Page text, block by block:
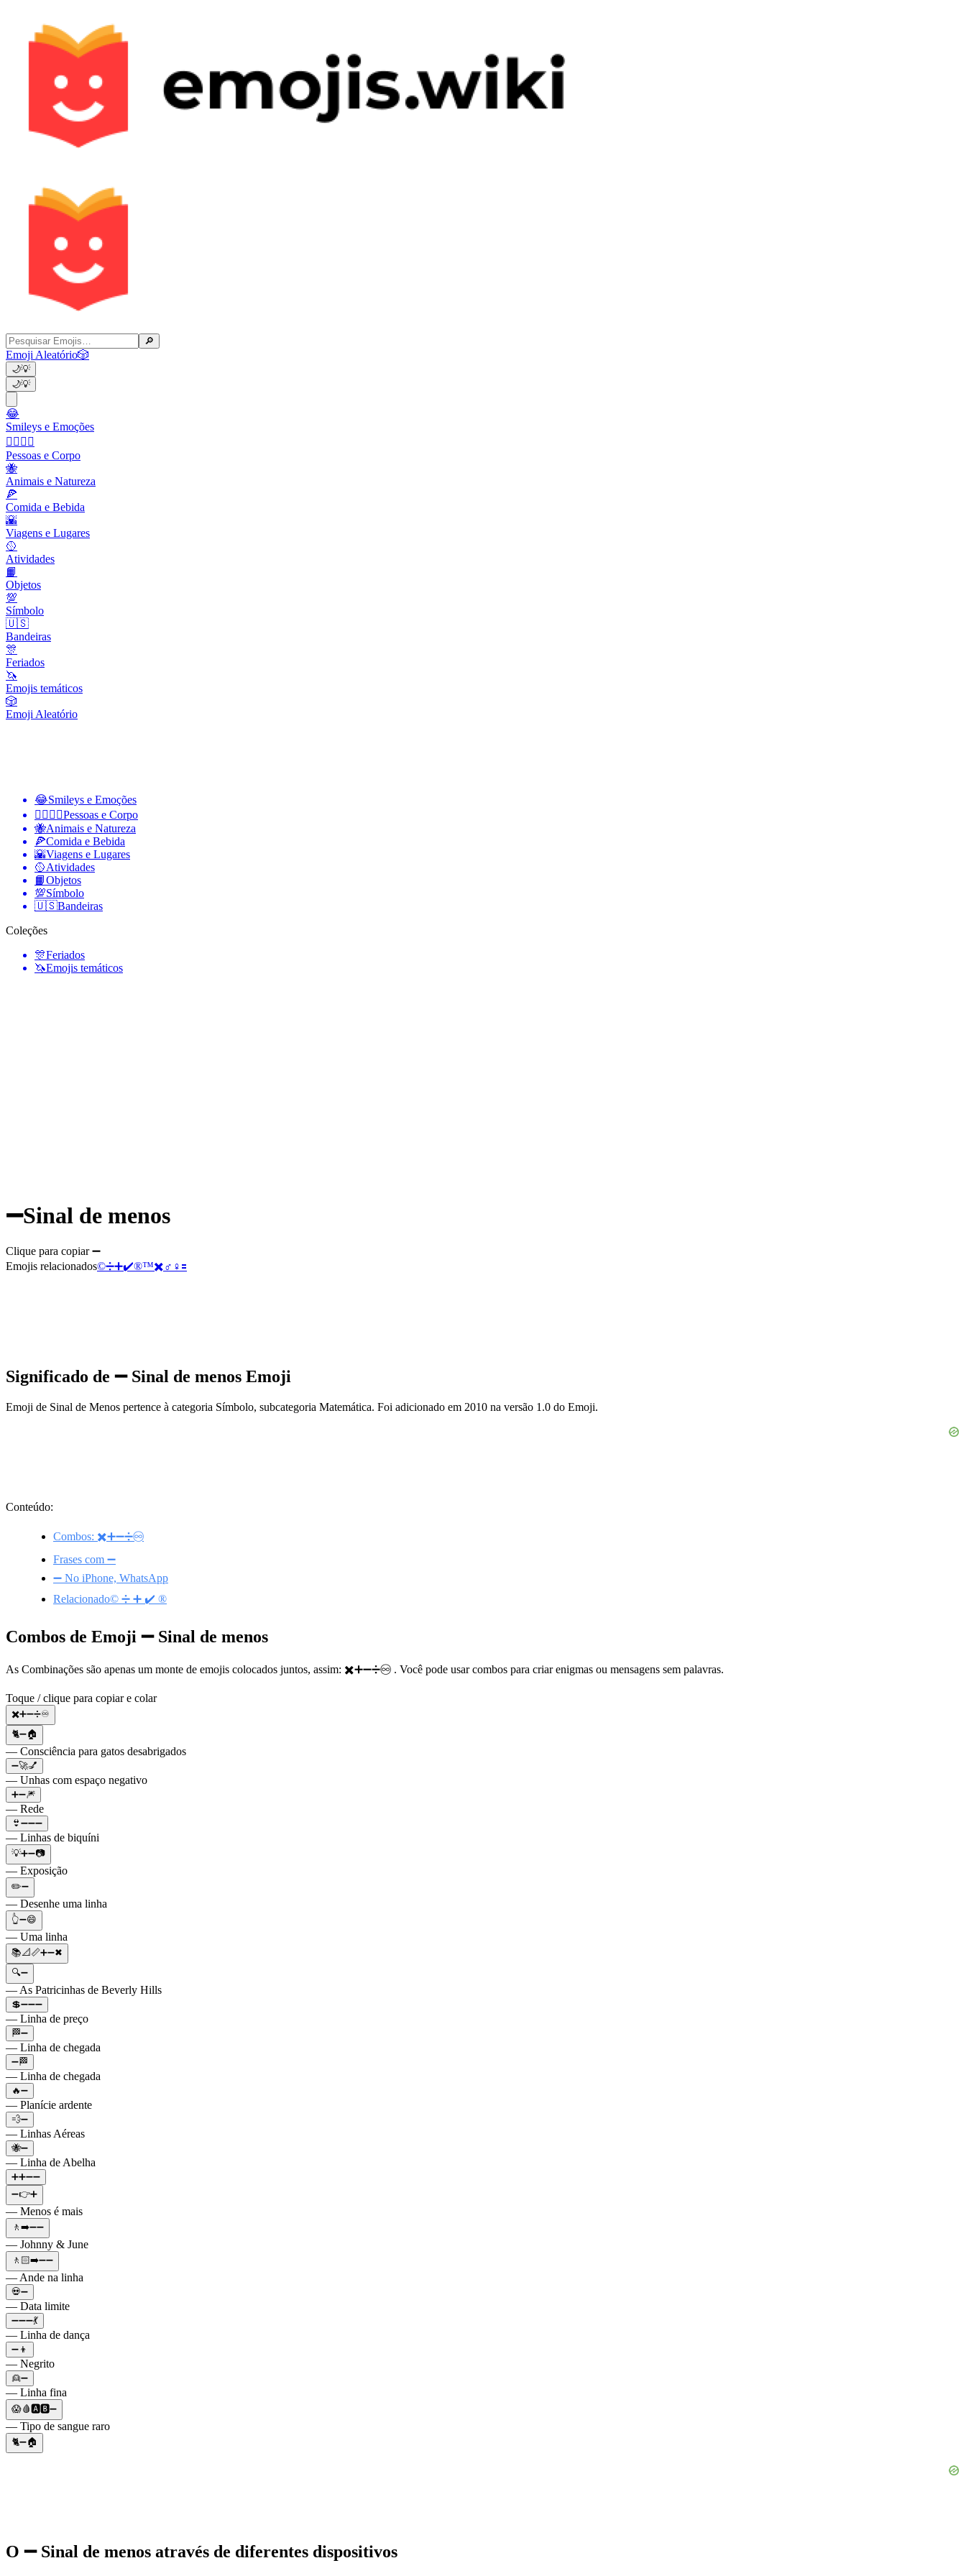
🔎
Emoji Aleatório🎲
🌙💡
🌙💡
😂
Smileys e Emoções
👩‍❤️‍💋‍👨
Pessoas e Corpo
🐝
Animais e Natureza
🍕
Comida e Bebida
🌇
Viagens e Lugares
🥎
Atividades
📙
Objetos
💯
Símbolo
🇺🇸
Bandeiras
🎊
Feriados
🦄
Emojis temáticos
🎲
Emoji Aleatório
😂Smileys e Emoções
👩‍❤️‍💋‍👨Pessoas e Corpo
🐝Animais e Natureza
🍕Comida e Bebida
🌇Viagens e Lugares
🥎Atividades
📙Objetos
💯Símbolo
🇺🇸Bandeiras
Coleções
🎊Feriados
🦄Emojis temáticos
➖Sinal de menos
Clique para copiar ➖
Emojis relacionados©️➗➕✔️®️™️✖️♂️ ♀️ 🟰
Significado de ➖ Sinal de menos Emoji
Emoji de Sinal de Menos pertence à categoria Símbolo, subcategoria Matemática. Foi adicionado em 2010 na versão 1.0 do Emoji.
Conteúdo:
Combos: ✖️➕➖➗♾️
Frases com ➖
➖ No iPhone, WhatsApp
Relacionado©️ ➗ ➕ ✔️ ®️
Combos de Emoji ➖ Sinal de menos
As Combinações são apenas um monte de emojis colocados juntos, assim: ✖️➕➖➗♾️ . Você pode usar combos para criar enigmas ou mensagens sem palavras.
Toque / clique para copiar e colar
✖️➕➖➗♾️
🐈➖🏠
— Consciência para gatos desabrigados
➖🚀💅
— Unhas com espaço negativo
➕➖🎆
— Rede
👙➖➖➖
— Linhas de biquíni
💡➕➖📷
— Exposição
✏️➖
— Desenhe uma linha
👆➖😄
— Uma linha
📚📐📏➕➖✖
🔍➖
— As Patricinhas de Beverly Hills
💲➖➖➖
— Linha de preço
🏁➖
— Linha de chegada
➖🏁
— Linha de chegada
🔥➖
— Planície ardente
💨➖
— Linhas Aéreas
🐝➖
— Linha de Abelha
➕➕➖➖
➖👉➕
— Menos é mais
🚶➡️➖➖
— Johnny & June
🚶🏻➡️➖➖
— Ande na linha
💀➖
— Data limite
➖➖➖💃
— Linha de dança
➖👦
— Negrito
👱➖
— Linha fina
😱🩸🅰️🅱️➖
— Tipo de sangue raro
🐈➖🏠
O ➖ Sinal de menos através de diferentes dispositivos